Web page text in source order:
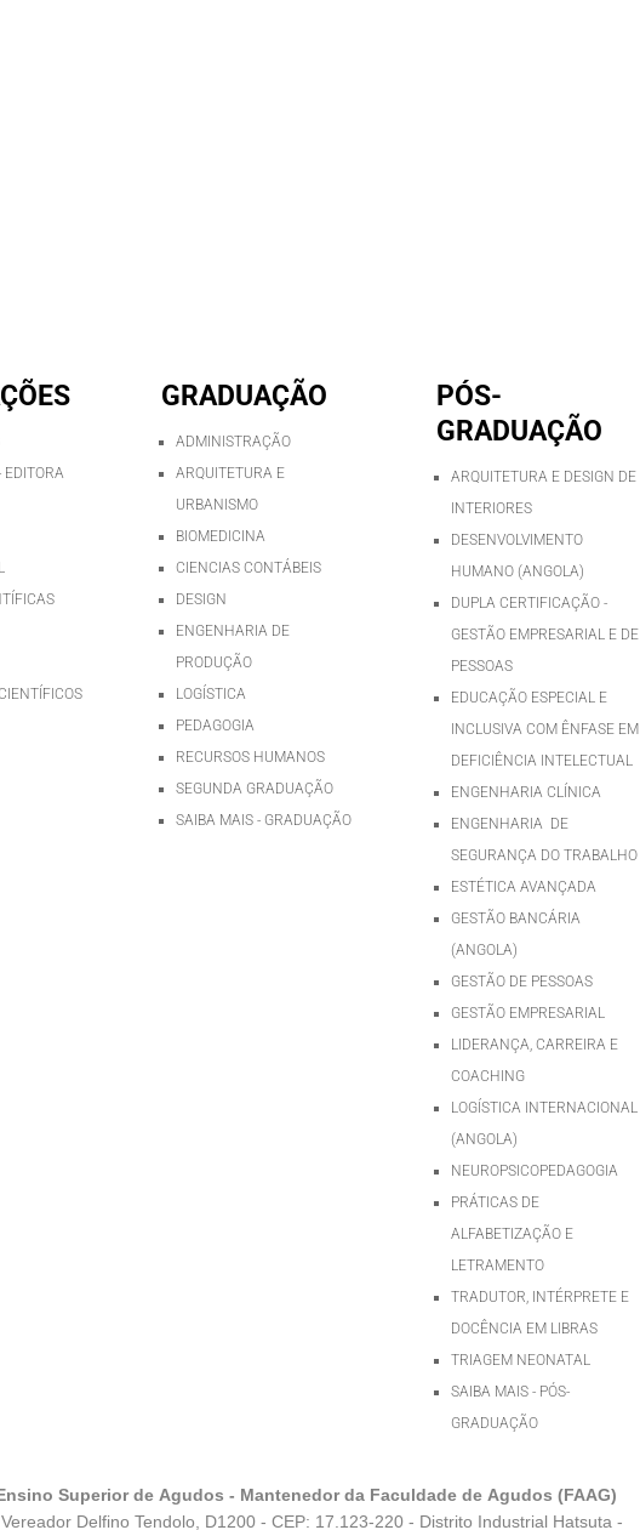
EDITORA
GRADUAÇÃO
ADMINISTRAÇÃO
ARQUITETURA E
URBANISMO
BIOMEDICINA
CIENCIAS CONTÁBEIS
DESIGN
ENGENHARIA DE
PRODUÇÃO
LOGÍSTICA
PEDAGOGIA
RECURSOS HUMANOS
SEGUNDA GRADUAÇÃO
SAIBA MAIS - GRADUAÇÃO
PÓS-
GRADUAÇÃO
ARQUITETURA E DESIGN DE
INTERIORES
DESENVOLVIMENTO
HUMANO (ANGOLA)
DUPLA CERTIFICAÇÃO -
GESTÃO EMPRESARIAL E DE
PESSOAS
EDUCAÇÃO ESPECIAL E
INCLUSIVA COM ÊNFASE EM
DEFICIÊNCIA INTELECTUAL
ENGENHARIA CLÍNICA
ENGENHARIA DE
SEGURANÇA DO TRABALHO
ESTÉTICA AVANÇADA
GESTÃO BANCÁRIA
(ANGOLA)
GESTÃO DE PESSOAS
GESTÃO EMPRESARIAL
LIDERANÇA, CARREIRA E
COACHING
LOGÍSTICA INTERNACIONAL
(ANGOLA)
NEUROPSICOPEDAGOGIA
PRÁTICAS DE
ALFABETIZAÇÃO E
LETRAMENTO
TRADUTOR, INTÉRPRETE E
DOCÊNCIA EM LIBRAS
TRIAGEM NEONATAL
SAIBA MAIS - PÓS-
GRADUAÇÃO
Superior de Agudos - Mantenedor da Faculdade de Agudos (FAAG)
Delfino Tendolo, D1200 - CEP: 17.123-220 - Distrito Industrial Hatsuta -